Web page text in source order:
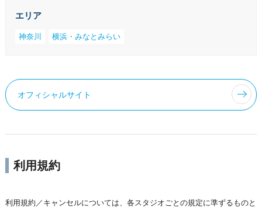
エリア
神奈川 横浜・みなとみらい
オフィシャルサイト
利用規約
利用規約／キャンセルについては、各スタジオごとの規定に準ずるものと